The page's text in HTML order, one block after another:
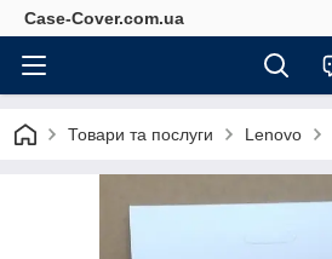
Case-Cover.com.ua
Товари та послуги Lenovo